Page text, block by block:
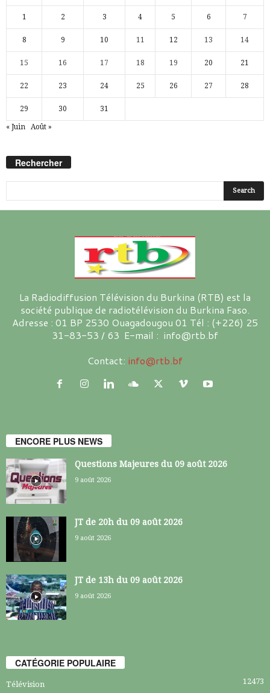
1 2 3 4 5 6 7
8 9 10 11 12 13 14
15 16 17 18 19 20 21
22 23 24 25 26 27 28
29 30 31
« Juin Août »
Rechercher
La Radiodiffusion Télévision du Burkina (RTB) est la
société publique de radiotélévision du Burkina Faso.
Adresse : 01 BP 2530 Ouagadougou 01 Tél : (+226) 25
31-83-53 / 63 E-mail : info@rtb.bf
Contact: info@rtb.bf
ENCORE PLUS NEWS
Questions Majeures du 09 août 2026
9 août 2026
JT de 20h du 09 août 2026
9 août 2026
JT de 13h du 09 août 2026
9 août 2026
CATÉGORIE POPULAIRE
Télévision 12473